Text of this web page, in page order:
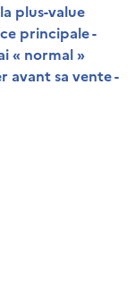
plus-value
principale -
« normal »
sa vente -
pdf